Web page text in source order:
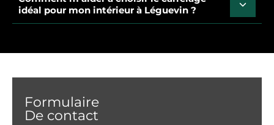
idéal pour mon intérieur à Léguevin ?
Formulaire
De contact